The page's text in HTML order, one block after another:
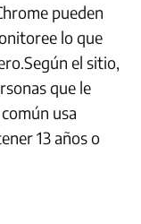
pueden
lo que
el sitio,
que le
usa
13 años o